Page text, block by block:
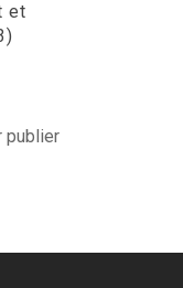
et
publier